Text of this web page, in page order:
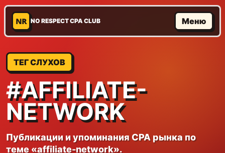
NR NO RESPECT CPA CLUB Меню
ТЕГ СЛУХОВ
#AFFILIATE-
NETWORK
Публикации и упоминания CPA рынка по
теме «affiliate-network».